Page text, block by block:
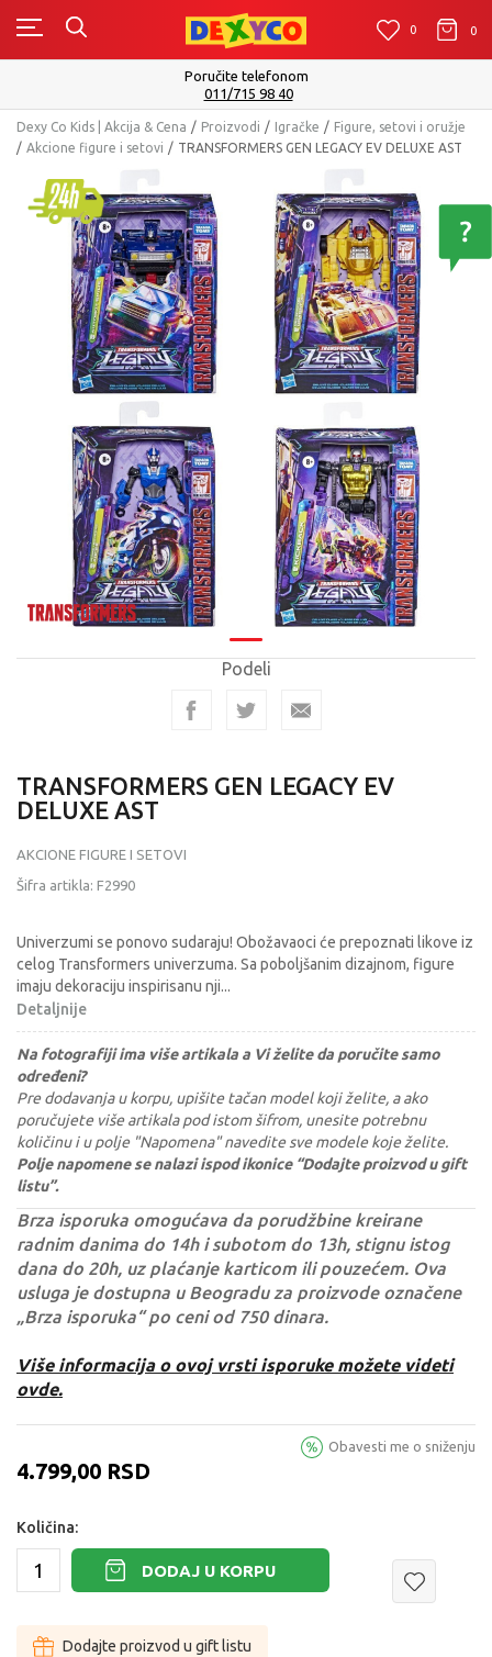
0 0 0
Isporuku možete očekivati u roku od 2 do 4 radna
Pogledaj više
Dexy Co Kids | Akcija & Cena Proizvodi Igračke
Figure, setovi i oružje
Akcione figure i setovi
TRANSFORMERS GEN LEGACY EV DELUXE AST
Podeli
TRANSFORMERS GEN LEGACY EV
DELUXE AST
AKCIONE FIGURE I SETOVI
Šifra artikla: F2990
Univerzumi se ponovo sudaraju! Obožavaoci će prepoznati likove iz
celog Transformers univerzuma. Sa poboljšanim dizajnom, figure
imaju dekoraciju inspirisanu nji...
Detaljnije
Na fotografiji ima više artikala a Vi želite da poručite samo
određeni?
Pre dodavanja u korpu, upišite tačan model koji želite, a ako
poručujete više artikala pod istom šifrom, unesite potrebnu
količinu i u polje "Napomena" navedite sve modele koje želite.
Polje napomene se nalazi ispod ikonice “Dodajte proizvod u gift
listu”.
Brza isporuka omogućava da porudžbine kreirane
radnim danima do 14h i subotom do 13h, stignu istog
dana do 20h, uz plaćanje karticom ili pouzećem. Ova
usluga je dostupna u Beogradu za proizvode označene
„Brza isporuka“ po ceni od 750 dinara.
Više informacija o ovoj vrsti isporuke možete videti
ovde.
4.799,00 RSD
Obavesti me o sniženju
Količina:
DODAJ U KORPU
Dodajte proizvod u gift listu